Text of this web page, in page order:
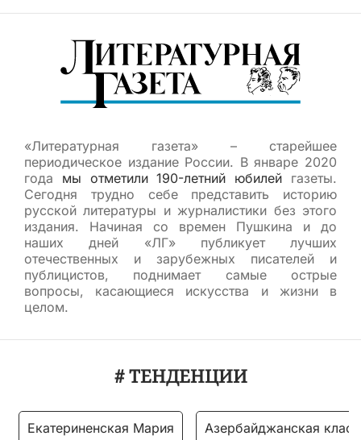
«Литературная газета» – старейшее
периодическое издание России. В январе 2020
года мы отметили 190-летний юбилей газеты.
Сегодня трудно себе представить историю
русской литературы и журналистики без этого
издания. Начиная со времен Пушкина и до
наших дней «ЛГ» публикует лучших
отечественных и зарубежных писателей и
публицистов, поднимает самые острые
вопросы, касающиеся искусства и жизни в
целом.
# ТЕНДЕНЦИИ
Екатериненская Мария Азербайджанская